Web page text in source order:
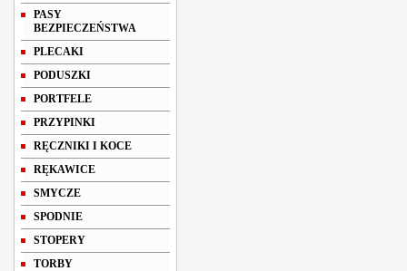
PASY
BEZPIECZEŃSTWA
PLECAKI
PODUSZKI
PORTFELE
PRZYPINKI
RĘCZNIKI I KOCE
RĘKAWICE
SMYCZE
SPODNIE
STOPERY
TORBY